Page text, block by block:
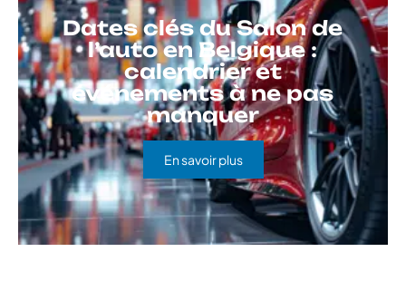
Dates clés du Salon de
l’auto en Belgique :
calendrier et
événements à ne pas
manquer
En savoir plus